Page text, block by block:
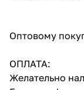
Оптовому
ОПЛАТА:
Желательно